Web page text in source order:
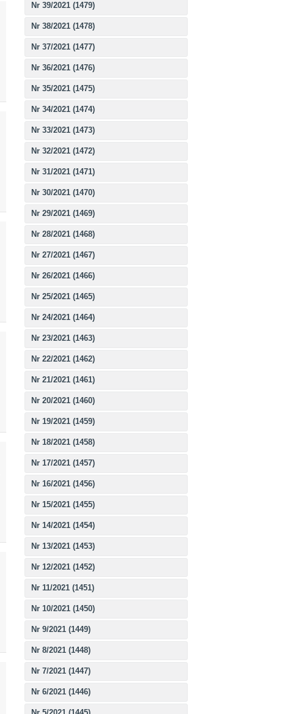
Nr 39/2021 (1479)
Nr 38/2021 (1478)
Nr 37/2021 (1477)
Nr 36/2021 (1476)
Nr 35/2021 (1475)
Nr 34/2021 (1474)
Nr 33/2021 (1473)
Nr 32/2021 (1472)
Nr 31/2021 (1471)
Nr 30/2021 (1470)
Nr 29/2021 (1469)
Nr 28/2021 (1468)
Nr 27/2021 (1467)
Nr 26/2021 (1466)
Nr 25/2021 (1465)
Nr 24/2021 (1464)
Nr 23/2021 (1463)
Nr 22/2021 (1462)
Nr 21/2021 (1461)
Nr 20/2021 (1460)
Nr 19/2021 (1459)
Nr 18/2021 (1458)
Nr 17/2021 (1457)
Nr 16/2021 (1456)
Nr 15/2021 (1455)
Nr 14/2021 (1454)
Nr 13/2021 (1453)
Nr 12/2021 (1452)
Nr 11/2021 (1451)
Nr 10/2021 (1450)
Nr 9/2021 (1449)
Nr 8/2021 (1448)
Nr 7/2021 (1447)
Nr 6/2021 (1446)